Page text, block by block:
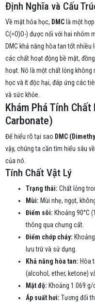
Định Nghĩa và Cấu
Về mặt hóa học, DMClà một
C(=O)O-) được nối với hai nhóm
DMC khả năng hòa tan tốt
các chất hoạt động bề mặt,
hoạt. Nó là một chất lỏng không
học và ít độc hại, đáp ứng các
và sức khỏe.
Khám Phá Tính Chất
Carbonate)
Để hiểu rõ tại sao DMC
vậy, chúng ta cần tìm hiểu sâu
của nó.
Tính Chất Vật Lý
Trạng thái: Chất lỏng
Mùi: Mùi nhẹ, ngọt,
Điểm sôi: Khoảng 90°C
thông qua chưng cất.
Điểm chớp cháy:
lưu trữ và sử dụng.
Khả năng hòa tan: Hòa
(alcohol, ether, ketone)
Mật độ: Khoảng 1.069 g/
Áp suất hơi: Tương đối